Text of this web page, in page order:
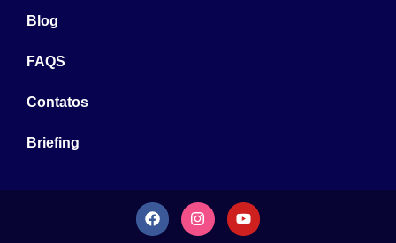
Blog
FAQS
Contatos
Briefing